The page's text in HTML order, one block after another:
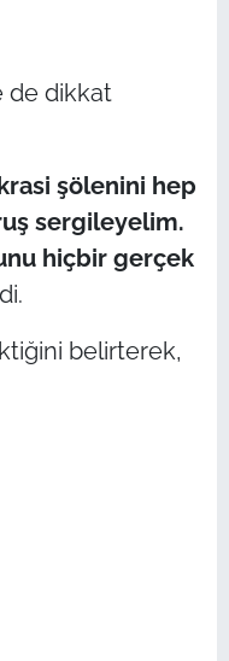
de dikkat
şölenini hep
sergileyelim.
hiçbir gerçek
belirterek,